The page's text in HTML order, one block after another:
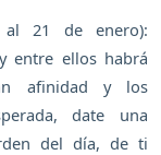
21 de enero):
entre ellos habrá
afinidad y los
date una
del día, de ti